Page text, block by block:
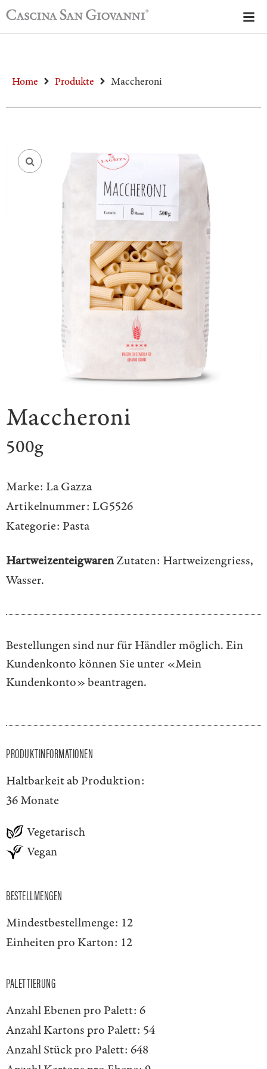
Home Produkte Maccheroni
Maccheroni
500g
Marke: La Gazza
Artikelnummer: LG5526
Kategorie: Pasta
HartweizenteigwarenZutaten: Hartweizengriess,
Wasser.
Bestellungen sind nur für Händler möglich. Ein
Kundenkonto können Sie unter «Mein
Kundenkonto»beantragen.
PRODUKTINFORMATIONEN
Haltbarkeit ab Produktion:
36 Monate
Vegetarisch
Vegan
BESTELLMENGEN
Mindestbestellmenge: 12
Einheiten pro Karton: 12
PALETTIERUNG
Anzahl Ebenen pro Palett: 6
Anzahl Kartons pro Palett: 54
Anzahl Stück pro Palett: 648